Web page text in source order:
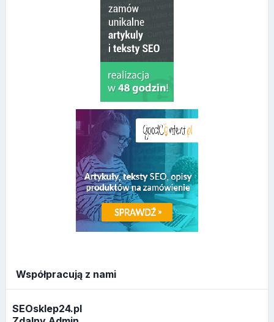
Współpracują z nami
SEOsklep24.pl